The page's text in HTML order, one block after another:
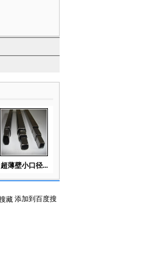
超薄壁小口径...
添加到百度搜